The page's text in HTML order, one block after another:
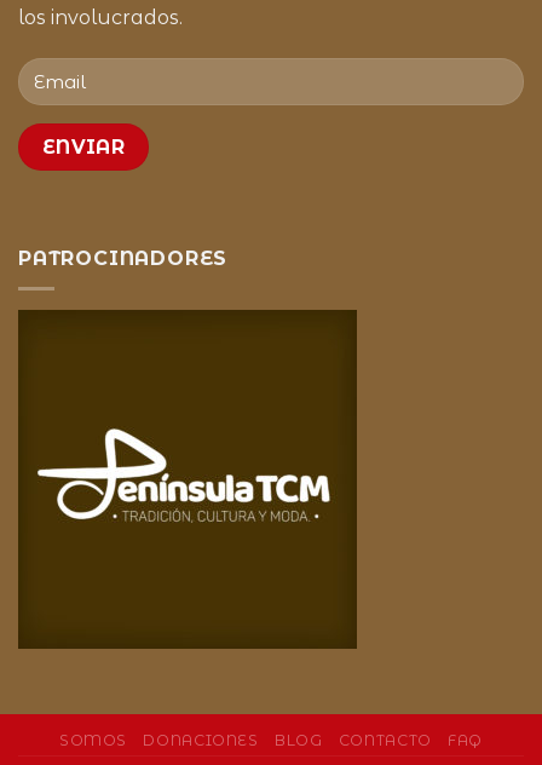
los involucrados.
PATROCINADORES
SOMOS DONACIONES BLOG CONTACTO FAQ